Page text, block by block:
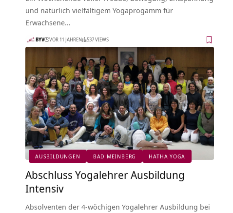
und natürlich vielfältigem Yogaprogamm für
Erwachsene…
BYV VOR 11 JAHREN 537 VIEWS
AUSBILDUNGEN BAD MEINBERG HATHA YOGA
Abschluss Yogalehrer Ausbildung
Intensiv
Absolventen der 4-wöchigen Yogalehrer Ausbildung bei